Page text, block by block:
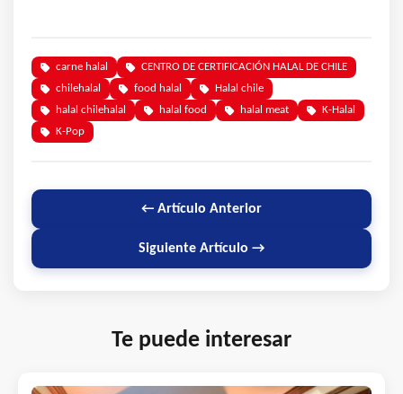
carne halal
CENTRO DE CERTIFICACIÓN HALAL DE CHILE
chilehalal
food halal
Halal chile
halal chilehalal
halal food halal meat
K-Halal
K-Pop
← Artículo Anterior
Siguiente Artículo →
Te puede interesar